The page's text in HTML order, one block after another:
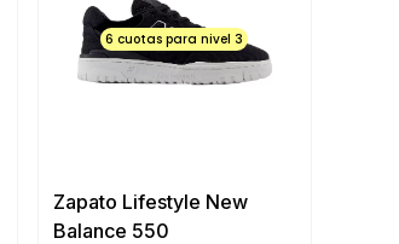
6 cuotas para nivel 3
Zapato Lifestyle New
Balance 550